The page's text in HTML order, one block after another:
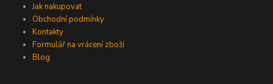
Jak nakupovat
Obchodní podmínky
Kontakty
Formulář na vrácení zboží
Blog